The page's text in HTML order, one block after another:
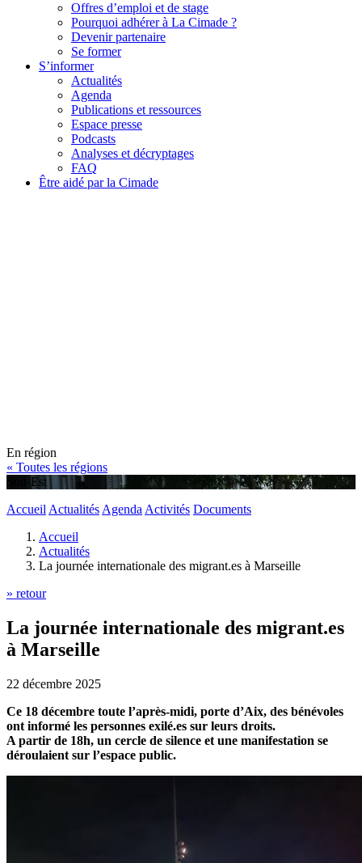
Offres d’emploi et de stage
Pourquoi adhérer à La Cimade ?
Devenir partenaire
Se former
S’informer
Actualités
Agenda
Publications et ressources
Espace presse
Podcasts
Analyses et décryptages
FAQ
Être aidé par la Cimade
En région
« Toutes les régions
Sud-Est
Accueil Actualités Agenda Activités Documents
Accueil
Actualités
La journée internationale des migrant.es à Marseille
» retour
La journée internationale des migrant.es
à Marseille
22 décembre 2025
Ce 18 décembre toute l’après-midi, porte d’Aix, des bénévoles
ont informé les personnes exilé.es sur leurs droits.
A partir de 18h, un cercle de silence et une manifestation se
déroulaient sur l’espace public.